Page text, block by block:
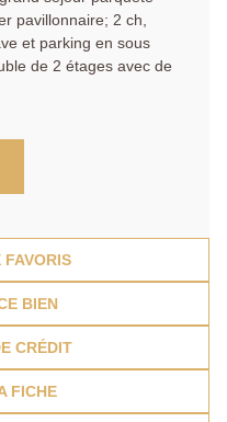
pavillonnaire; 2 ch,
et parking en sous
de 2 étages avec de
FAVORIS
BIEN
CRÉDIT
FICHE